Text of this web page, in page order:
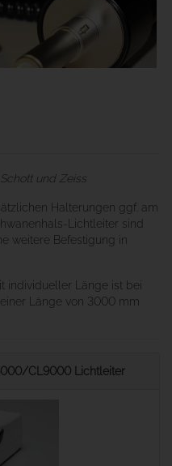
und Zeiss
Halterungen ggf. am
Lichtleiter sind
weitere Befestigung in
individueller Länge ist bei
Länge von 3000 mm
CL9000 Lichtleiter